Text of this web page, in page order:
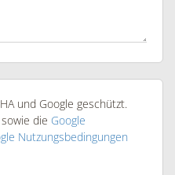
und Google geschützt.
sowie die Google
Nutzungsbedingungen